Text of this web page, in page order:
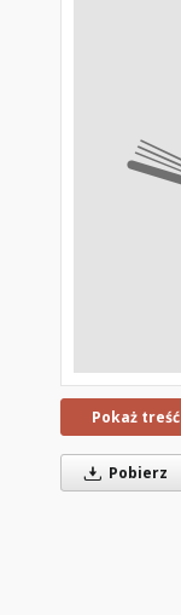
Pokaż treść
Pobierz